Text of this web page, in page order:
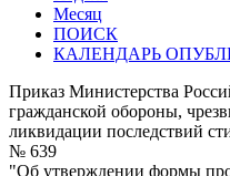
Месяц
ПОИСК
КАЛЕНДАРЬ
Приказ Министерства
гражданской обороны,
ликвидации последствий
№ 639
"Об утверждении формы